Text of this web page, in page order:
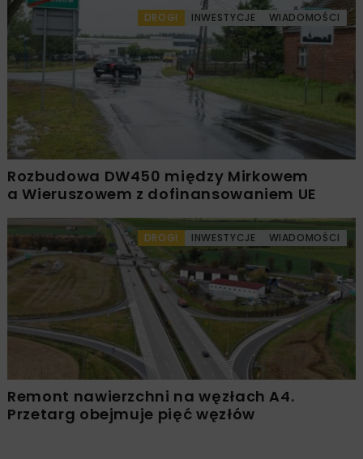
DROGI INWESTYCJE WIADOMOŚCI
Rozbudowa DW450 między Mirkowem
a Wieruszowem z dofinansowaniem UE
DROGI INWESTYCJE WIADOMOŚCI
Remont nawierzchni na węzłach A4.
Przetarg obejmuje pięć węzłów